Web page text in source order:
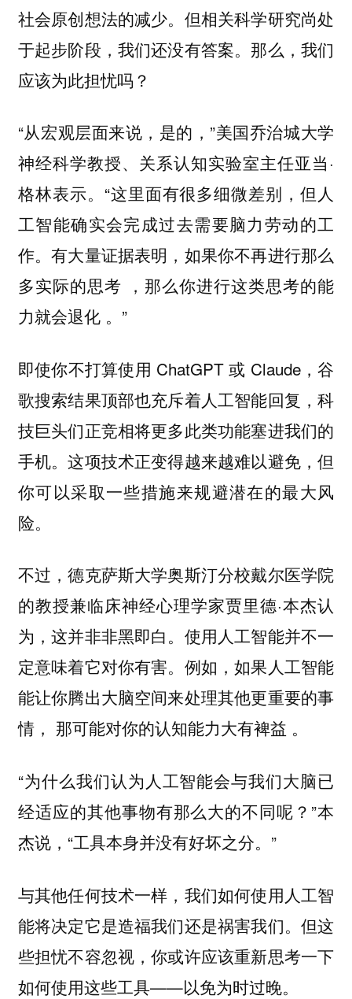
社会原创想法的减少。但相关科学研究尚处
于起步阶段，我们还没有答案。那么，我们
应该为此担忧吗？
“从宏观层面来说，是的，”美国乔治城大学
神经科学教授、关系认知实验室主任亚当·
格林表示。“这里面有很多细微差别，但人
工智能确实会完成过去需要脑力劳动的工
作。有大量证据表明，如果你不再进行那么
多实际的思考 ，那么你进行这类思考的能
力就会退化 。”
即使你不打算使用 ChatGPT 或 Claude，谷
歌搜索结果顶部也充斥着人工智能回复，科
技巨头们正竞相将更多此类功能塞进我们的
手机。这项技术正变得越来越难以避免，但
你可以采取一些措施来规避潜在的最大风
险。
不过，德克萨斯大学奥斯汀分校戴尔医学院
的教授兼临床神经心理学家贾里德·本杰认
为，这并非非黑即白。使用人工智能并不一
定意味着它对你有害。例如，如果人工智能
能让你腾出大脑空间来处理其他更重要的事
情， 那可能对你的认知能力大有裨益 。
“为什么我们认为人工智能会与我们大脑已
经适应的其他事物有那么大的不同呢？”本
杰说，“工具本身并没有好坏之分。”
与其他任何技术一样，我们如何使用人工智
能将决定它是造福我们还是祸害我们。但这
些担忧不容忽视，你或许应该重新思考一下
如何使用这些工具——以免为时过晚。